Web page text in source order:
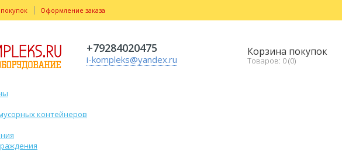
Корзина покупок
Товаров: 0 (0)
+79284020475
i-kompleks@yandex.ru
Оформление заказа
контейнеров